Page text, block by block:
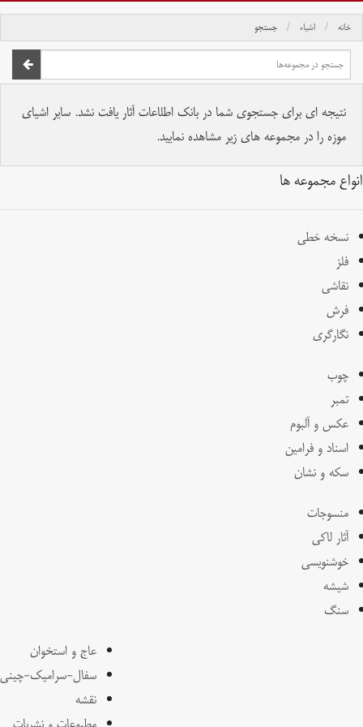
خانه اشیاء جستجو
نتیجه ای برای جستجوی شما در بانک اطلاعات آثار یافت نشد. سایر اشیای
موزه را در مجموعه های زیر مشاهده نمایید.
انواع مجموعه ها
نسخه خطی
فلز
نقاشی
فرش
نگارگری
چوب
تمبر
عکس و آلبوم
اسناد و فرامین
سکه و نشان
منسوجات
آثار لاکی
خوشنویسی
شیشه
سنگ
عاج و استخوان
سفال-سرامیک-چینی
نقشه
تمام حقوق برای موسسه کتابخانه و موزه ملی ملک محفوظ است.